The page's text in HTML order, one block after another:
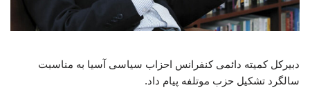
دبیرکل کمیته دائمی کنفرانس احزاب سیاسی آسیا به مناسبت
سالگرد تشکیل حزب موتلفه پیام داد.